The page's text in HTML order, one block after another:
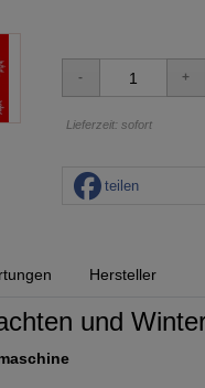
Lieferzeit: sofort
teilen
Hersteller
und